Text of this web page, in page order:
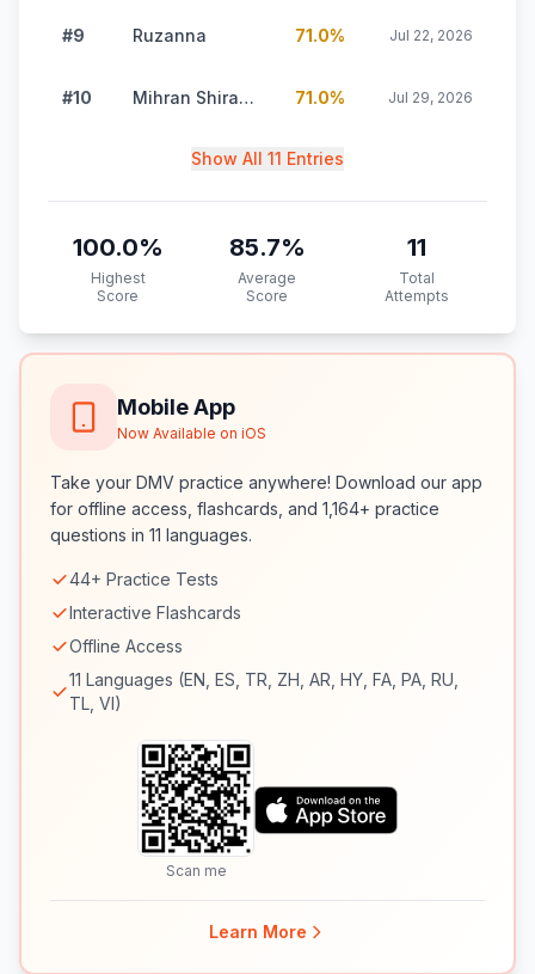
#9 Ruzanna 71.0% Jul 22, 2026
#10 Mihran Shirakyan 71.0% Jul 29, 2026
Show All 11 Entries
100.0%
Highest
Score
85.7%
Average
Score
11
Total
Attempts
Mobile App
Now Available on iOS
Take your DMV practice anywhere! Download our app
for offline access, flashcards, and 1,164+ practice
questions in 11 languages.
44+ Practice Tests
Interactive Flashcards
Offline Access
11 Languages (EN, ES, TR, ZH, AR, HY, FA, PA, RU,
TL, VI)
Scan me
Learn More